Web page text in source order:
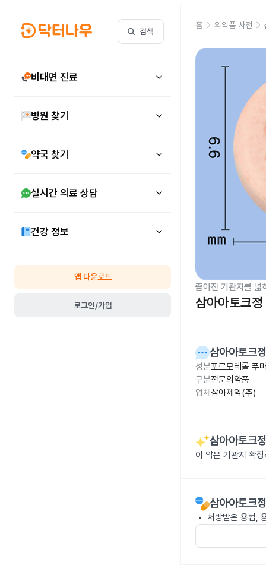
검색
비대면 진료
병원 찾기
약국 찾기
실시간 의료 상담
건강 정보
앱 다운로드
로그인/가입
홈 의약품 사전
좁아진 기관지를 넓
삼아아토크
삼아아토크
성분포르모테롤 푸
구분전문의약품
업체 삼아제약(주)
삼아아토크
이 약은 기관지 확
삼아아토크
처방받은 용법,